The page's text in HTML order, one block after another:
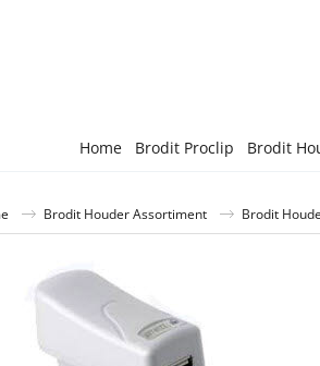
Home Brodit Proclip Brodit
Brodit Houder Assortiment Brodit